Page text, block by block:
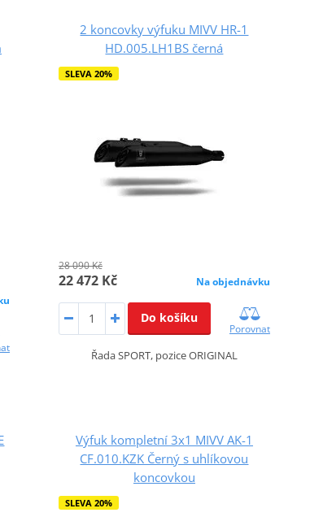
2 koncovky výfuku MIVV HR-1
HD.005.LH1BS černá
SLEVA 20%
28 090 Kč
22 472 Kč Na objednávku
Do košíku
Porovnat
Řada SPORT, pozice ORIGINAL
Výfuk kompletní 3x1 MIVV AK-1
CF.010.KZK Černý s uhlíkovou
koncovkou
SLEVA 20%